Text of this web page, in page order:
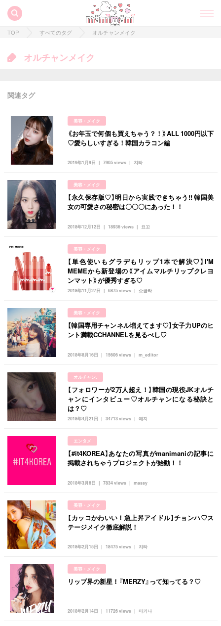
manimani について
カテゴリー一覧
キュレーター一覧
運営会社
プライバシーポリシー
お問い合わせ
韓国 オルチャン 韓国コスメ
メイク k-pop コスメ ファッション
kpop トレンド 韓国メイク
オルチャンメイク twice 人気
韓国ドラマ カフェ
TOP すべてのタグ オルチャンメイク
オルチャンメイク
関連タグ
美容・メイク
2019年1月9日 치타
7905 views
《お年玉で何個も買えちゃう？！》ALL 1000円以下
♡愛らしいすぎる！韓国カラコン編
美容・メイク
2018年12月12日 요꼬
18936 views
【永久保存版♡】明日から実践できちゃう!! 韓国美
女の可愛さの秘密は〇〇〇にあった！！
美容・メイク
2018年11月27日 쇼콜라
6875 views
【単色使いもグラデもリップ1本で解決♡】I'M
MEMEから新登場の《アイムマルチリップクレヨ
ンマット》が優秀すぎる♡
美容・メイク
2018年8月16日 m_editor
15606 views
【韓国専用チャンネル増えてます♡】女子力UPのヒ
ント満載CCHANNELを見るべし♡
オルチャン.
2018年4月21日 예지
34713 views
【フォロワーが2万人超え！】韓国の現役JKオルチ
ャンにインタビュー♡オルチャンになる秘訣と
は？♡
エンタメ
2018年3月6日 massy
7834 views
【#it4KOREA】あなたの写真がmanimaniの記事に
掲載されちゃうプロジェクトが始動！！
美容・メイク
2018年2月15日 치타
18475 views
【カッコかわいい！急上昇アイドル】チョンハ♡ス
テージメイク徹底解説！
美容・メイク
2018年2月14日 마키나
11726 views
リップ界の新星！『MERZY』って知ってる？♡